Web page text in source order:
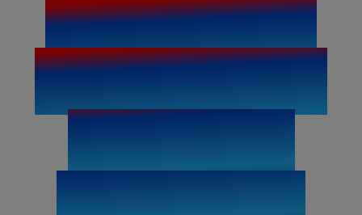
Découvre les
personnesqui
se cachent